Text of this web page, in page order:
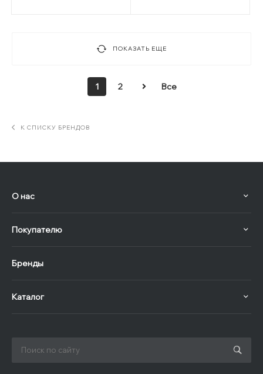
ПОКАЗАТЬ ЕЩЕ
1 2 Все
К СПИСКУ БРЕНДОВ
О нас
Покупателю
Бренды
Каталог